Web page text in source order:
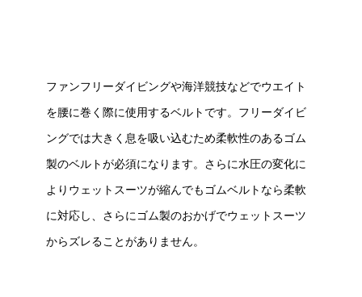
ファンフリーダイビングや海洋競技などでウエイト
を腰に巻く際に使用するベルトです。フリーダイビ
ングでは大きく息を吸い込むため柔軟性のあるゴム
製のベルトが必須になります。さらに水圧の変化に
よりウェットスーツが縮んでもゴムベルトなら柔軟
に対応し、さらにゴム製のおかげでウェットスーツ
からズレることがありません。